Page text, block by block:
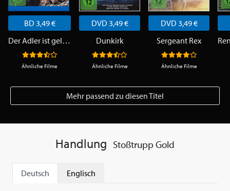
BD 3,49 €
Der Adler ist gelandet
Ähnliche Filme
DVD 3,49 €
Dunkirk
Ähnliche Filme
DVD 3,49 €
Sergeant Rex
Ähnliche Filme
Mehr passend zu diesen Titel
Handlung Stoßtrupp Gold
Deutsch Englisch